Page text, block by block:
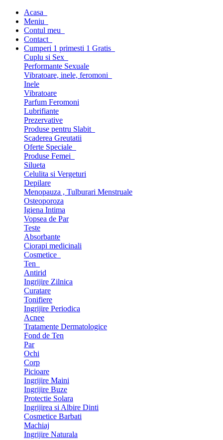
Acasa
Meniu
Contul meu
Contact
Cumperi 1 primesti 1 Gratis
Cuplu si Sex
Performante Sexuale
Vibratoare, inele, feromoni
Inele
Vibratoare
Parfum Feromoni
Lubrifiante
Prezervative
Produse pentru Slabit
Scaderea Greutatii
Oferte Speciale
Produse Femei
Silueta
Celulita si Vergeturi
Depilare
Menopauza , Tulburari Menstruale
Osteoporoza
Igiena Intima
Vopsea de Par
Teste
Absorbante
Ciorapi medicinali
Cosmetice
Ten
Antirid
Ingrijire Zilnica
Curatare
Tonifiere
Ingrijire Periodica
Acnee
Tratamente Dermatologice
Fond de Ten
Par
Ochi
Corp
Picioare
Ingrijire Maini
Ingrijire Buze
Protectie Solara
Ingrijirea si Albire Dinti
Cosmetice Barbati
Machiaj
Ingrijire Naturala